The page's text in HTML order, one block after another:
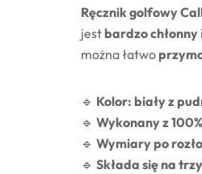
Ręcznik golfowy
jest bardzo chłonny i
można łatwo
🔹 Kolor: biały z
🔹 Wykonany z
🔹 Wymiary po
🔹 Składa się na trzy